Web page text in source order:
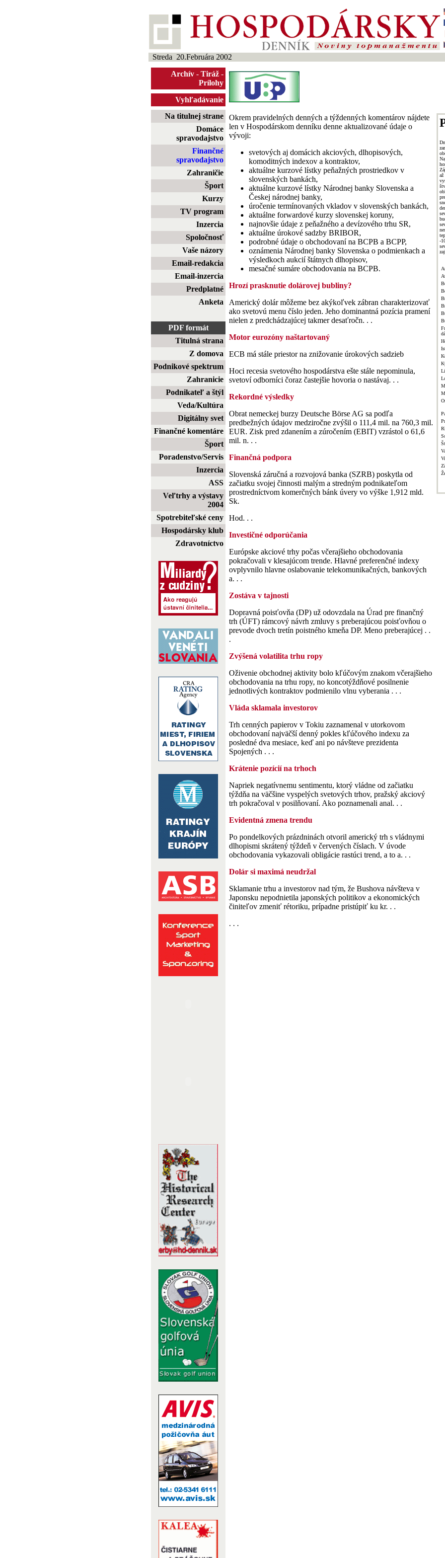
Streda 20.Februára 2002
Archív - Tiráž -
Prílohy
Vyhľadávanie
Na titulnej strane
Domáce
spravodajstvo
Finančné
spravodajstvo
Zahraničie
Šport
Kurzy
TV program
Inzercia
Spoločnosť
Vaše názory
Email-redakcia
Email-inzercia
Predplatné
Anketa
PDF formát
Titulná strana
Z domova
Podnikové spektrum
Zahranicie
Podnikateľ a štýl
Veda/Kultúra
Digitálny svet
Finančné komentáre
Šport
Poradenstvo/Servis
Inzercia
ASS
Veľtrhy a výstavy
2004
Spotrebiteľské ceny
Hospodársky klub
Zdravotníctvo
Okrem pravidelných denných a týždenných komentárov nájdete
len v Hospodárskom denníku denne aktualizované údaje o
vývoji:
svetových aj domácich akciových, dlhopisových,
komoditných indexov a kontraktov,
aktuálne kurzové lístky peňažných prostriedkov v
slovenských bankách,
aktuálne kurzové lístky Národnej banky Slovenska a
Českej národnej banky,
úročenie termínovaných vkladov v slovenských bankách,
aktuálne forwardové kurzy slovenskej koruny,
najnovšie údaje z peňažného a devízového trhu SR,
aktuálne úrokové sadzby BRIBOR,
podrobné údaje o obchodovaní na BCPB a BCPP,
oznámenia Národnej banky Slovenska o podmienkach a
výsledkoch aukcií štátnych dlhopisov,
mesačné sumáre obchodovania na BCPB.
Hrozí prasknutie dolárovej bubliny?
Americký dolár môžeme bez akýkoľvek zábran charakterizovať
ako svetovú menu číslo jeden. Jeho dominantná pozícia pramení
nielen z predchádzajúcej takmer desaťročn. . .
Motor eurozóny naštartovaný
ECB má stále priestor na znižovanie úrokových sadzieb
Hoci recesia svetového hospodárstva ešte stále nepominula,
svetoví odborníci čoraz častejšie hovoria o nastávaj. . .
Rekordné výsledky
Obrat nemeckej burzy Deutsche Börse AG sa podľa
predbežných údajov medziročne zvýšil o 111,4 mil. na 760,3 mil.
EUR. Zisk pred zdanením a zúročením (EBIT) vzrástol o 61,6
mil. n. . .
Finančná podpora
Slovenská záručná a rozvojová banka (SZRB) poskytla od
začiatku svojej činnosti malým a stredným podnikateľom
prostredníctvom komerčných bánk úvery vo výške 1,912 mld.
Sk.
Hod. . .
Investičné odporúčania
Európske akciové trhy počas včerajšieho obchodovania
pokračovali v klesajúcom trende. Hlavné preferenčné indexy
ovplyvnilo hlavne oslabovanie telekomunikačných, bankových
a. . .
Zostáva v tajnosti
Dopravná poisťovňa (DP) už odovzdala na Úrad pre finančný
trh (ÚFT) rámcový návrh zmluvy s preberajúcou poisťovňou o
prevode dvoch tretín poistného kmeňa DP. Meno preberajúcej . .
.
Zvýšená volatilita trhu ropy
Oživenie obchodnej aktivity bolo kľúčovým znakom včerajšieho
obchodovania na trhu ropy, no koncotýždňové posilnenie
jednotlivých kontraktov podmienilo vlnu vyberania . . .
Vláda sklamala investorov
Trh cenných papierov v Tokiu zaznamenal v utorkovom
obchodovaní najväčší denný pokles kľúčového indexu za
posledné dva mesiace, keď ani po návšteve prezidenta
Spojených . . .
Krátenie pozícií na trhoch
Napriek negatívnemu sentimentu, ktorý vládne od začiatku
týždňa na väčšine vyspelých svetových trhov, pražský akciový
trh pokračoval v posilňovaní. Ako poznamenali anal. . .
Evidentná zmena trendu
Po pondelkových prázdninách otvoril americký trh s vládnymi
dlhopismi skrátený týždeň v červených číslach. V úvode
obchodovania vykazovali obligácie rastúci trend, a to a. . .
Dolár si maximá neudržal
Sklamanie trhu a investorov nad tým, že Bushova návšteva v
Japonsku nepodnietila japonských politikov a ekonomických
činiteľov zmeniť rétoriku, prípadne pristúpiť ku kr. . .
. . .
-